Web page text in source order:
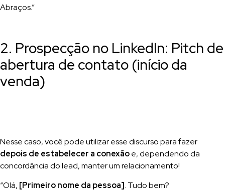
Abraços.”
2. Prospecção no LinkedIn: Pitch de
abertura de contato (início da
venda)
Nesse caso, você pode utilizar esse discurso para fazer
depois de estabelecer a conexãoe, dependendo da
concordância do lead, manter um relacionamento!
“Olá, [Primeiro nome da pessoa]. Tudo bem?